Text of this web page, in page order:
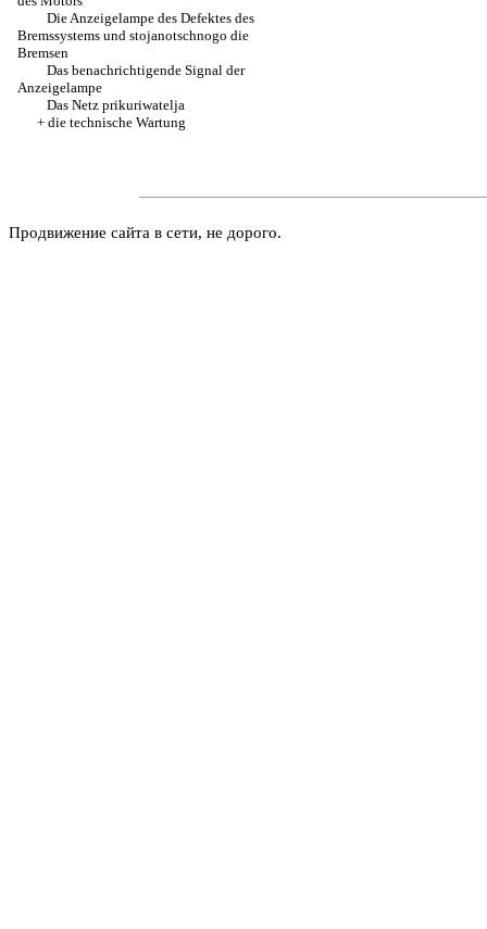
Die Anzeigelampe des Defektes des
Bremssystems und stojanotschnogo die
Bremsen
Das benachrichtigende Signal der
Anzeigelampe
Das Netz prikuriwatelja
+ die technische Wartung
Продвижение сайта в сети, не дорого.